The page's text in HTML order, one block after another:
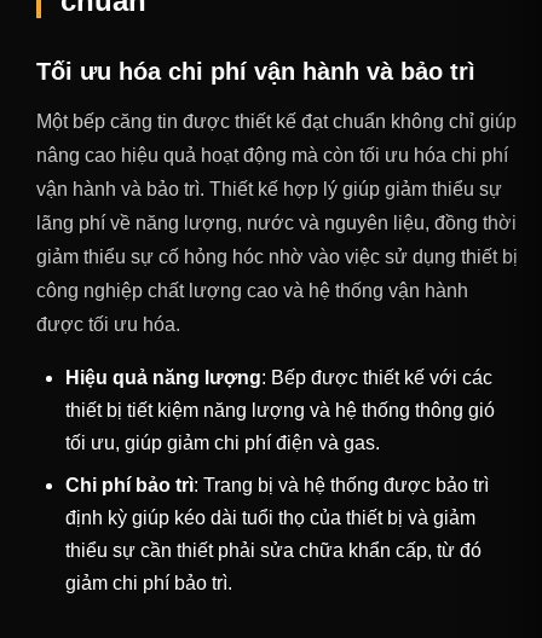
Tối ưu hóa chi phí vận hành và bảo trì
Một bếp căng tin được thiết kế đạt chuẩn không chỉ giúp
nâng cao hiệu quả hoạt động mà còn tối ưu hóa chi phí
vận hành và bảo trì. Thiết kế hợp lý giúp giảm thiểu sự
lãng phí về năng lượng, nước và nguyên liệu, đồng thời
giảm thiểu sự cố hỏng hóc nhờ vào việc sử dụng thiết bị
công nghiệp chất lượng cao và hệ thống vận hành
được tối ưu hóa.
Hiệu quả năng lượng: Bếp được thiết kế với các
thiết bị tiết kiệm năng lượng và hệ thống thông gió
tối ưu, giúp giảm chi phí điện và gas.
Chi phí bảo trì: Trang bị và hệ thống được bảo trì
định kỳ giúp kéo dài tuổi thọ của thiết bị và giảm
thiểu sự cần thiết phải sửa chữa khẩn cấp, từ đó
giảm chi phí bảo trì.